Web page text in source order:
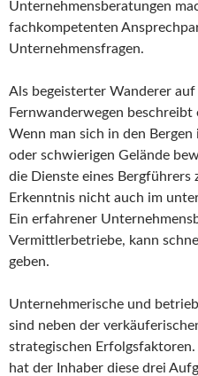
Unternehmensberatungen
fachkompetenten
Unternehmensfragen.
Als begeisterter Wanderer
Fernwanderwegen
Wenn man sich in den
oder schwierigen Gelände
die Dienste eines Bergführers
Erkenntnis nicht auch im
Ein erfahrener
Vermittlerbetriebe, kann
geben.
Unternehmerische und
sind neben der
strategischen
hat der Inhaber diese drei